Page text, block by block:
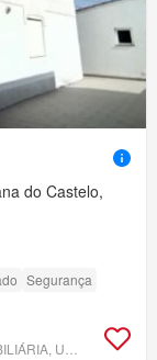
do Castelo,
Segurança